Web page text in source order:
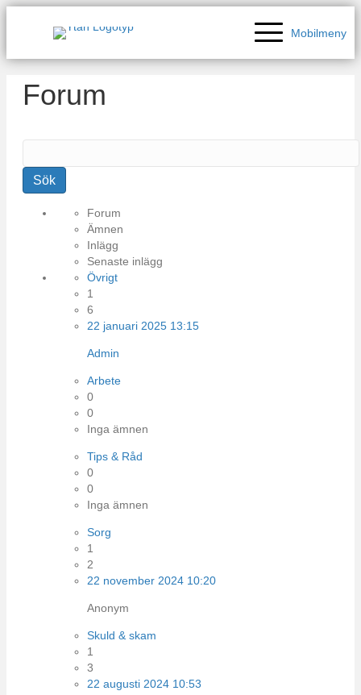
Mobilmeny
Forum
Forum
Ämnen
Inlägg
Senaste inlägg
Övrigt
1
6
22 januari 2025 13:15
Admin
Arbete
0
0
Inga ämnen
Tips & Råd
0
0
Inga ämnen
Sorg
1
2
22 november 2024 10:20
Anonym
Skuld & skam
1
3
22 augusti 2024 10:53